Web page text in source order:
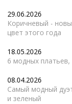
29.06.2026
Коричневый -
цвет этого года
18.05.2026
6 модных платьев,
08.04.2026
Самый модный
и зеленый